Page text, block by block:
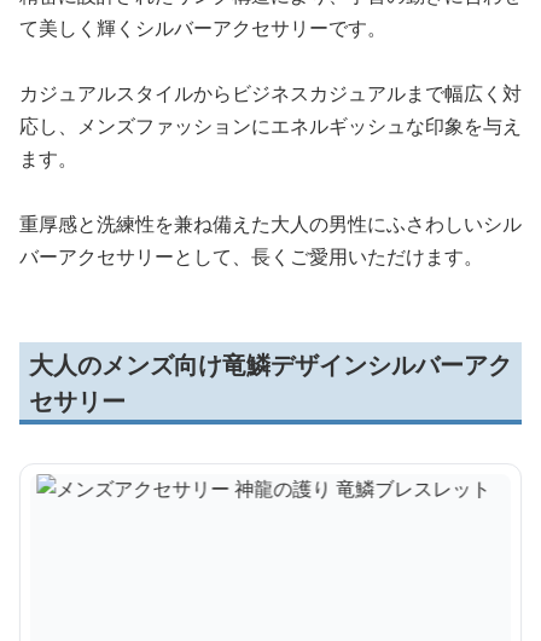
て美しく輝くシルバーアクセサリーです。
カジュアルスタイルからビジネスカジュアルまで幅広く対
応し、メンズファッションにエネルギッシュな印象を与え
ます。
重厚感と洗練性を兼ね備えた大人の男性にふさわしいシル
バーアクセサリーとして、長くご愛用いただけます。
大人のメンズ向け竜鱗デザインシルバーアク
セサリー